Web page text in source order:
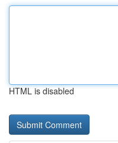
HTML is disabled